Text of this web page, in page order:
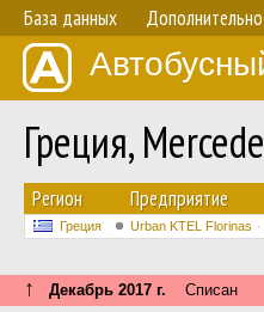
База данных Дополнительно
Греция,
Регион Предприятие
Греция Urban KTEL Florinas
↑ Декабрь 2017 г. Списан